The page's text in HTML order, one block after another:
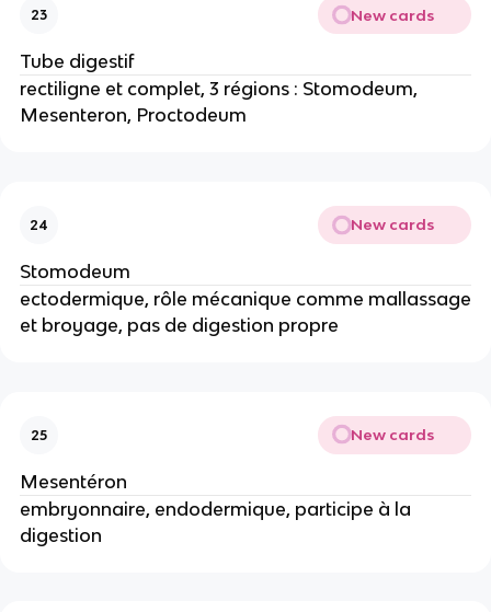
23 New cards
Tube digestif
rectiligne et complet, 3 régions : Stomodeum,
Mesenteron, Proctodeum
24 New cards
Stomodeum
ectodermique, rôle mécanique comme mallassage
et broyage, pas de digestion propre
25 New cards
Mesentéron
embryonnaire, endodermique, participe à la
digestion